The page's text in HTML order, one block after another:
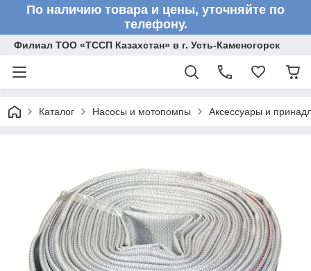
По наличию товара и цены, уточняйте по
телефону.
Филиал ТОО «ТССП Казахстан» в г. Усть-Каменогорск
Каталог Насосы и мотопомпы Аксессуары и